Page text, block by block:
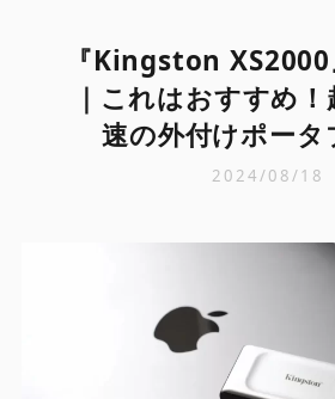
『Kingston
｜これはおすすめ
速の外付けポータ
2024/08/18